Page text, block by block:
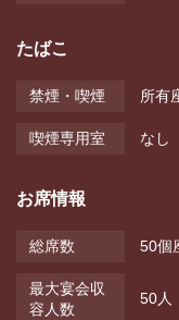
たばこ
禁煙・喫煙 所有
喫煙専用室 なし
お席情報
総席数 50個
最大宴会収
容人数
50人